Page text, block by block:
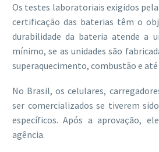
Os testes laboratoriais exigidos
certificação das baterias têm o
durabilidade da bateria atende a
mínimo, se as unidades são
superaquecimento, combustão e
No Brasil, os celulares,
ser comercializados se tiverem
específicos. Após a aprovação,
agência.